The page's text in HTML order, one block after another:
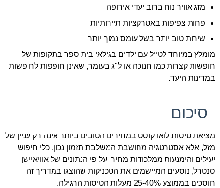
מזג אוויר נוח ברוב יעדי אירופה
פחות צפיפות באטרקציות תיירותיות
שירות טוב יותר בשל עומס נמוך יותר
מומלץ במיוחד לטייל עם ילדים בגילאי בית ספר בתקופות של
חופשות קצרות כמו חנוכה או ל"ג בעומר, שאינן חופפות לחופשות
במדינות היעד.
סיכום
מציאת טיסות לואו קוסט במחירים הטובים ביותר אינה רק עניין של
מזל, אלא אסטרטגיה מחושבת המשלבת תזמון נכון, כלי חיפוש
יעילים והימנעות ממלכודות מחיר. על פי הנתונים של אוויאיישן
סנטרל, נוסעים המיישמים את הטכניקות שהוצגו במדריך זה
חוסכים בממוצע 25-40% מעלות הטיסות הרגילה.